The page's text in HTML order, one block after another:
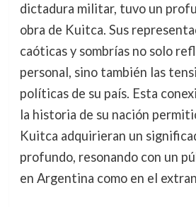
dictadura militar, tuvo un
obra de Kuitca. Sus
caóticas y sombrías no solo
personal, sino también las
políticas de su país. Esta
la historia de su nación
Kuitca adquirieran un
profundo, resonando con un
en Argentina como en el